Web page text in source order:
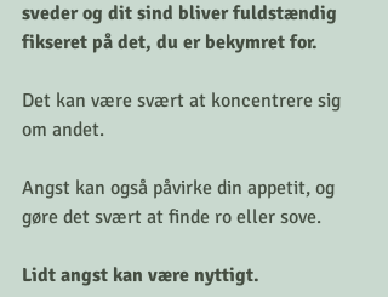
sveder og dit sind bliver fuldstændig
fikseret på det, du er bekymret for.
Det kan være svært at koncentrere sig
om andet.
Angst kan også påvirke din appetit, og
gøre det svært at finde ro eller sove.
Lidt angst kan være nyttigt.